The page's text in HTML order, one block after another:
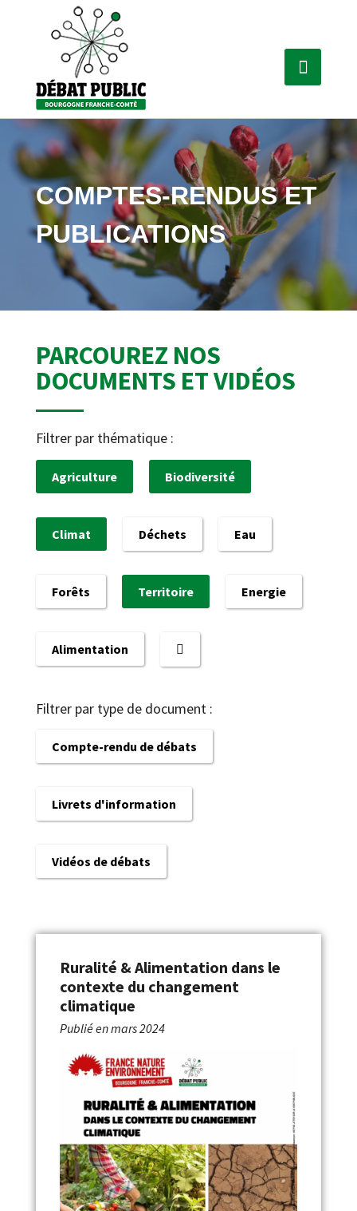
COMPTES-RENDUS ET
PUBLICATIONS
PARCOUREZ NOS
DOCUMENTS ET VIDÉOS
Filtrer par thématique :
Agriculture Biodiversité
Climat Déchets Eau
Forêts Territoire Energie
Alimentation
Filtrer par type de document :
Compte-rendu de débats
Livrets d'information
Vidéos de débats
Ruralité & Alimentation dans le
contexte du changement
climatique
Publié enmars 2024